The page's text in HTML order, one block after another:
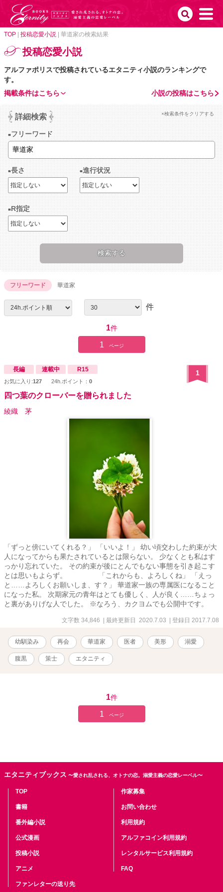
TOP 投稿恋愛小説 華道家の検索結果
投稿恋愛小説
アルファポリスで投稿されているエタニティ小説のランキングで
す。
小説の投稿はこちら
掲載条件はこちら
詳細検索 ×検索条件をクリアする
フリーワード
長さ 進行状況
R指定
フリーワード 華道家
件
1件
1 ページ
長編 連載中 R15
お気に入り:127 24h.ポイント： 0
1
四つ葉のクローバーを贈られました
綾織 茅
「ずっと傍にいてくれる？」 「いいよ！」 幼い頃交わした約束が大
人になってからも果たされているとは限らない。 少なくとも私はす
っかり忘れていた。 その約束が後にとんでもない事態を引き起こす
とは思いもよらず。 「これからも、よろしくね」 「えっ
と……よろしくお願いしま、す？」 華道家一族の専属医になること
になった私。 次期家元の青年はとても優しく、人が良く……ちょっ
と裏がありげな人でした。 ※なろう、カクヨムでも公開中です。
文字数 34,846 | 最終更新日 2020.7.03 | 登録日 2017.7.08
幼馴染み 再会 華道家 医者 美形 溺愛
腹黒 策士 エタニティ
1件
1 ページ
エタニティブックス 〜愛され乱される、オトナの恋。溺愛主義の恋愛レーベル〜
TOP
書籍
番外編小説
公式漫画
投稿小説
アニメ
ファンレターの送り先
作家募集
お問い合わせ
利用規約
アルファコイン利用規約
レンタルサービス利用規約
FAQ